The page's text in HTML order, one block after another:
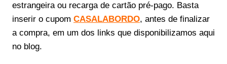
estrangeira ou recarga de cartão pré-pago. Basta
inserir o cupom CASALABORDO, antes de finalizar
a compra, em um dos links que disponibilizamos aqui
no blog.